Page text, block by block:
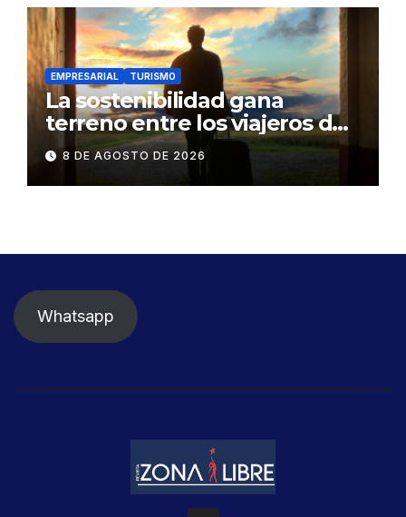
EMPRESARIAL TURISMO
La sostenibilidad gana
terreno entre los viajeros de
negocios
8 DE AGOSTO DE 2026
Whatsapp